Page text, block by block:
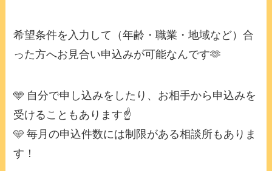
希望条件を入力して（年齢・職業・地域など）合
った方へお見合い申込みが可能なんです🫶
🩵 自分で申し込みをしたり、お相手から申込みを
受けることもあります☝️
🩵 毎月の申込件数には制限がある相談所もありま
す！